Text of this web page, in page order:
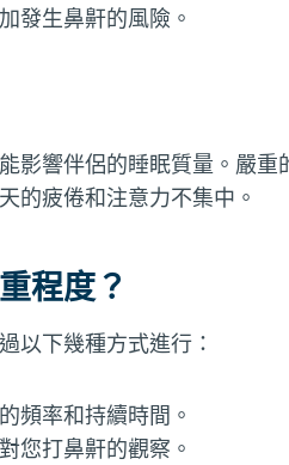
發生鼻鼾的風險。
影響伴侶的睡眠質量。嚴
的疲倦和注意力不集中。
程度？
以下幾種方式進行：
頻率和持續時間。
您打鼻鼾的觀察。